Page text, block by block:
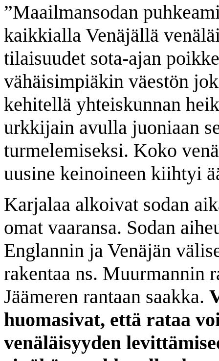
”Maailmansodan
kaikkialla Venäjällä
tilaisuudet sota-ajan
vähäisimpiäkin väestön
kehitellä yhteiskunnan
urkkijain avulla juoniaan
turmelemiseksi. Koko
uusine keinoineen kiihtyi
Karjalaa alkoivat sodan
omat vaaransa. Sodan
Englannin ja Venäjän
rakentaa ns. Muurmannin
Jäämeren rantaan saakka.
huomasivat, että rataa
venäläisyyden